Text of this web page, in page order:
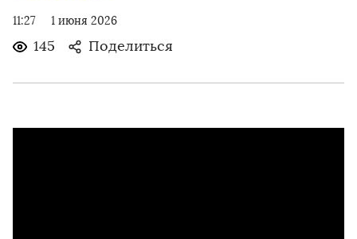
11:27 1 июня 2026
145 Поделиться